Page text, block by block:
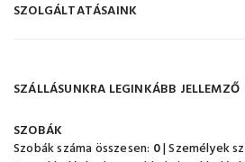
SZOLGÁLTATÁSAINK
SZÁLLÁSUNKRA LEGINKÁBB JELLEMZŐ
SZOBÁK
Szobák száma összesen: 0| Személyek